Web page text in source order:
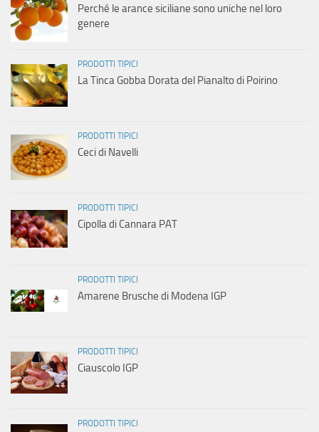
Perché le arance siciliane sono uniche nel loro
genere
PRODOTTI TIPICI
La Tinca Gobba Dorata del Pianalto di Poirino
PRODOTTI TIPICI
Ceci di Navelli
PRODOTTI TIPICI
Cipolla di Cannara PAT
PRODOTTI TIPICI
Amarene Brusche di Modena IGP
PRODOTTI TIPICI
Ciauscolo IGP
PRODOTTI TIPICI